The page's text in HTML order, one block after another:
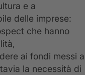
e a
delle imprese:
che hanno
ai fondi messi a
la necessità di